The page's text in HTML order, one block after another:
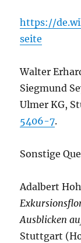
https://
seite
Walter
Siegmund
Ulmer KG,
5406-7.
Sonstige
Adalbert
Ausblicken
Stuttgart